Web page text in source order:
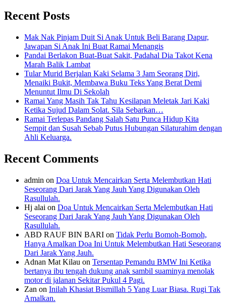
Recent Posts
Mak Nak Pinjam Duit Si Anak Untuk Beli Barang Dapur,
Jawapan Si Anak Ini Buat Ramai Menangis
Pandai Berlakon Buat-Buat Sakit, Padahal Dia Takot Kena
Marah Balik Lambat
Tular Murid Berjalan Kaki Selama 3 Jam Seorang Diri,
Menaiki Bukit, Membawa Buku Teks Yang Berat Demi
Menuntut Ilmu Di Sekolah
Ramai Yang Masih Tak Tahu Kesilapan Meletak Jari Kaki
Ketika Sujud Dalam Solat. Sila Sebarkan…
Ramai Terlepas Pandang Salah Satu Punca Hidup Kita
Sempit dan Susah Sebab Putus Hubungan Silaturahim dengan
Ahli Keluarga.
Recent Comments
admin on Doa Untuk Mencairkan Serta Melembutkan Hati
Seseorang Dari Jarak Yang Jauh Yang Digunakan Oleh
Rasullulah.
Hj alai on Doa Untuk Mencairkan Serta Melembutkan Hati
Seseorang Dari Jarak Yang Jauh Yang Digunakan Oleh
Rasullulah.
ABD RAUF BIN BARI on Tidak Perlu Bomoh-Bomoh,
Hanya Amalkan Doa Ini Untuk Melembutkan Hati Seseorang
Dari Jarak Yang Jauh.
Adnan Mat Kilau on Tersentap Pemandu BMW Ini Ketika
bertanya ibu tengah dukung anak sambil suaminya menolak
motor di jalanan Sekitar Pukul 4 Pagi.
Zan on Inilah Khasiat Bismillah 5 Yang Luar Biasa. Rugi Tak
Amalkan.